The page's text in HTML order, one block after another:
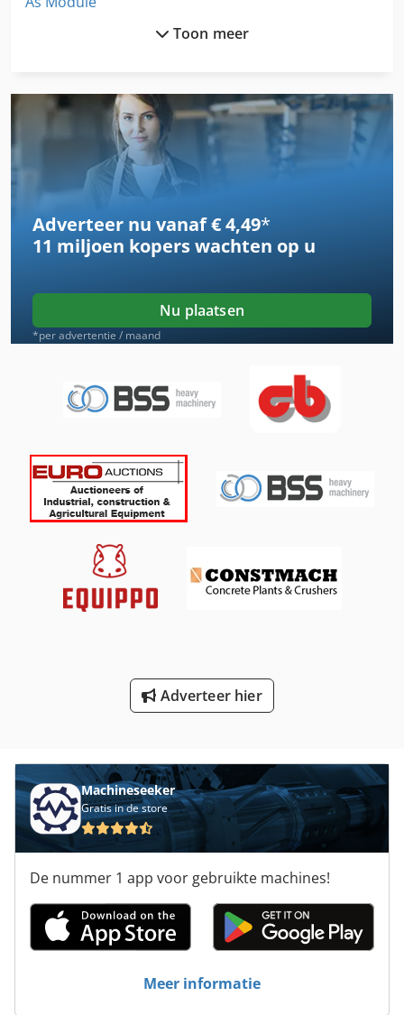
Buigen Voor Léger
Cnc Freesmachine Met Gereedschapswisselaar
Machine Van De Groef
Model Freesmachine
Nu 204
Profiel Freesmachine
Schuren Van De Machine
Stoel Fabriek
Verscherping Van De Machine
Versnelling
Versnelling Slijpen
Toon meer
Adverteer nu vanaf € 4,49*
11 miljoen koperswachten op u
Nu plaatsen
*per advertentie / maand
Adverteer hier
Machineseeker
Gratis in de store
De nummer 1 app voor gebruikte machines!
Meer informatie